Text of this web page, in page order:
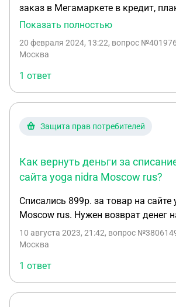
заказ в Мегамаркете в кредит,
самовывоза из пункта выдачи 15
успеваем выполнить доставку
звонок (статус зазаза при этом в
продавца). В период с 15 по 25
совершено множество звонков на
маркетплейса о статусе моего
говорилось о том что заказов
корректировка моего заказа на
технически невозможна, при этом
пришла смс, что доставка
возврат денег и бонусов. 28
возврат денег на карту и
автоматическое погашение
осталась задолженность в размере
Показать полностью
20 февраля 2024, 13:22, вопрос
Москва
1 ответ
Защита прав потребителей
Как вернуть деньги за
сайта yoga nidra Moscow rus?
Списались 899р. за товар на сайте
Moscow rus. Нужен возврат денег
10 августа 2023, 21:42, вопрос
Москва
1 ответ